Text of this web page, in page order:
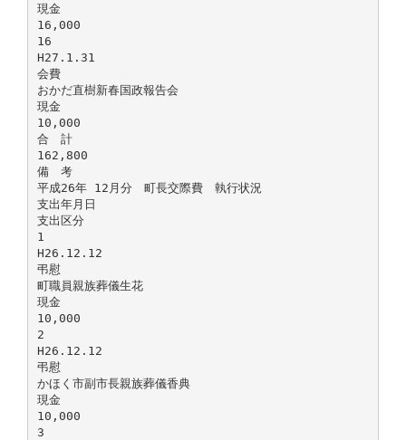
現金
16,000
16
H27.1.31
会費
おかだ直樹新春国政報告会
現金
10,000
合 計
162,800
備 考
平成26年 12月分 町長交際費 執行状況
支出年月日
支出区分
1
H26.12.12
弔慰
町職員親族葬儀生花
現金
10,000
2
H26.12.12
弔慰
かほく市副市長親族葬儀香典
現金
10,000
3